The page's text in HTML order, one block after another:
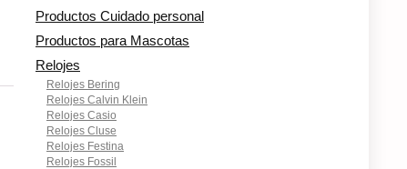
Productos Cuidado personal
Productos para Mascotas
Relojes
Relojes Bering
Relojes Calvin Klein
Relojes Casio
Relojes Cluse
Relojes Festina
Relojes Fossil